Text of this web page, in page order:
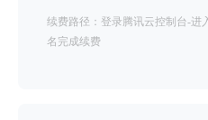
续费路径：登录腾讯云控制台-进
名完成续费